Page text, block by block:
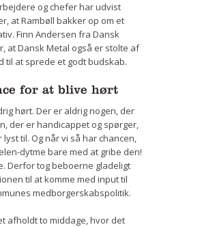
og chefer har udvist
at Rambøll bakker op om et
Finn Andersen fra Dansk
at Dansk Metal også er stolte af
til at sprede et godt budskab.
for at blive hørt
hørt. Der er aldrig nogen, der
der er handicappet og spørger,
til. Og når vi så har chancen,
dytme bare med at gribe den!
Derfor tog beboerne gladeligt
til at komme med input til
medborgerskabspolitik.
afholdt to middage, hvor det